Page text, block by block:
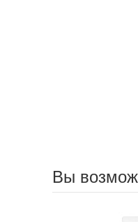
Вы